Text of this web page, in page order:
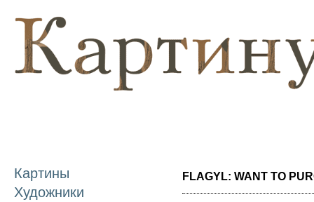
Картины
Художники
FLAGYL: WANT TO